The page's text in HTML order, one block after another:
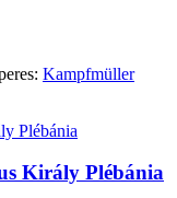
Kampfmüller
Király Plébánia